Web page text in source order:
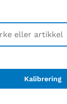
Kalibrering